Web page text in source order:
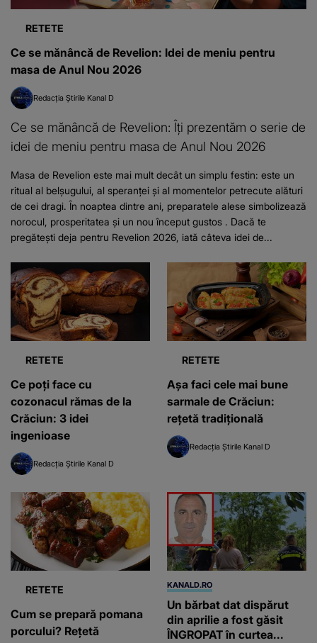
RETETE
Ce se mănâncă de Revelion: Idei de meniu pentru
masa de Anul Nou 2026
Redacția Știrile Kanal D
Ce se mănâncă de Revelion: Îți prezentăm o serie de
idei de meniu pentru masa de Anul Nou 2026
Masa de Revelion este mai mult decât un simplu festin: este un
ritual al belșugului, al speranței și al momentelor petrecute alături
de cei dragi. În noaptea dintre ani, preparatele alese simbolizează
norocul, prosperitatea și un nou început gustos . Dacă te
pregătești deja pentru Revelion 2026, iată câteva idei de...
RETETE
Ce poți face cu
cozonacul rămas de la
Crăciun: 3 idei
ingenioase
Redacția Știrile Kanal D
RETETE
Așa faci cele mai bune
sarmale de Crăciun:
rețetă tradițională
Redacția Știrile Kanal D
RETETE
Cum se prepară pomana
porcului? Rețetă
KANALD.RO
Un bărbat dat dispărut
din aprilie a fost găsit
ÎNGROPAT în curtea...